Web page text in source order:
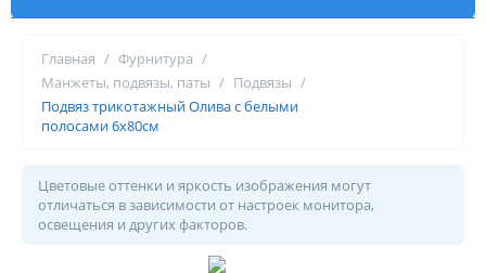
Главная / Фурнитура /
Манжеты, подвязы, паты / Подвязы /
Подвяз трикотажный Олива с белыми
полосами 6х80см
Цветовые оттенки и яркость изображения могут
отличаться в зависимости от настроек монитора,
освещения и других факторов.